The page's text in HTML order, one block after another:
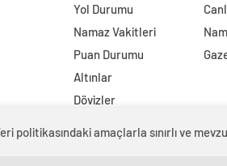
Yol Durumu
Namaz Vakitleri
Puan Durumu
Altınlar
Dövizler
politikasındaki amaçlarla sınırlı ve